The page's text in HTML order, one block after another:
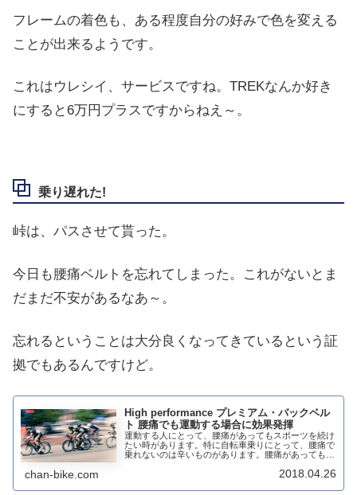
フレームの着色も、ある程度自分の好みで色を変える
ことが出来るようです。
これはウレシイ、サービスですね。TREKなんか好き
にすると6万円プラスですからねえ～。
乗り遅れた!
峠は、パスさせて貰った。
今日も腰痛ベルトを忘れてしまった。これがないとま
だまだ不安があるなあ～。
忘れるということは大分良くなってきているという証
拠でもあるんですけど。
High performance プレミアム・バックベル
ト 腰痛でも運動する場合に効果発揮
運動する人にとって、腰痛があってもスポーツを続け
たい時があります。特に自転車乗りにとって、腰痛で
乗れないのは辛いものがあります。腰痛があっても運
は、骨盤骨折からの復帰の時につけてました。今で
chan-bike.com 2018.04.26